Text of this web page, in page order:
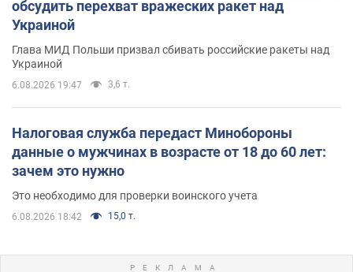
обсудить перехват вражеских ракет над
Украиной
Глава МИД Польши призвал сбивать российские ракеты над
Украиной
6.08.2026 19:47 3,6 т.
Налоговая служба передаст Минобороны
данные о мужчинах в возрасте от 18 до 60 лет:
зачем это нужно
Это необходимо для проверки воинского учета
6.08.2026 18:42 15,0 т.